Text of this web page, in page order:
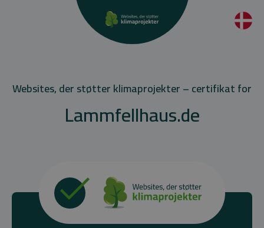
Websites, der støtter klimaprojekter – certifikat for
Lammfellhaus.de